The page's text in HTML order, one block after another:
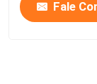
Fale